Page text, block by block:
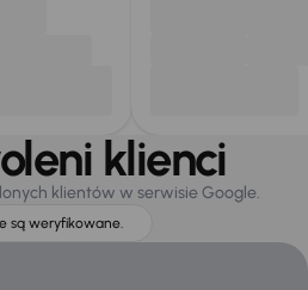
klienci
klientów w serwisie Google.
są weryfikowane.